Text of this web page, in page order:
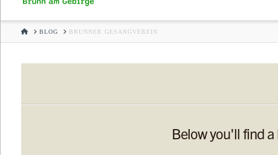
HOMEBLOG BRUNNER GESANGVEREIN
Below you'll find